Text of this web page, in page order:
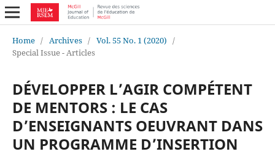
Home / Archives / Vol. 55 No. 1 (2020) /
Special Issue - Articles
DÉVELOPPER L’AGIR COMPÉTENT
DE MENTORS : LE CAS
D’ENSEIGNANTS OEUVRANT DANS
UN PROGRAMME D’INSERTION